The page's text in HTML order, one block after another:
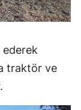
ederek
traktör ve